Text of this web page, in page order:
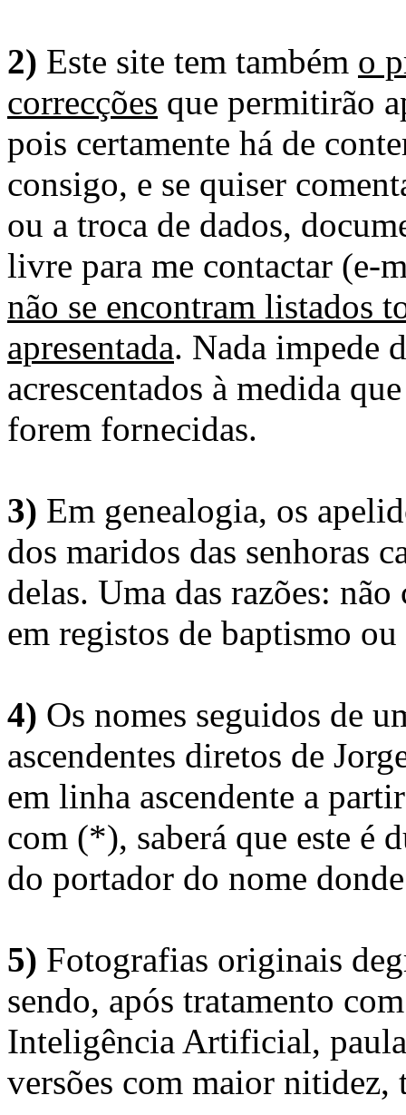
2) Este site tem também o
correcções que permitirão
pois certamente há de
consigo, e se quiser
ou a troca de dados,
livre para me contactar (e-
não se encontram listados
apresentada. Nada impede
acrescentados à medida
forem fornecidas.
3) Em genealogia, os
dos maridos das senhoras
delas. Uma das razões:
em registos de baptismo
4) Os nomes seguidos de
ascendentes diretos de
em linha ascendente a
com (*), saberá que este é
do portador do nome
5) Fotografias originais
sendo, após tratamento
Inteligência Artificial,
versões com maior nitidez,